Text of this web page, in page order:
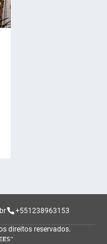
+551238963153
direitos reservados.